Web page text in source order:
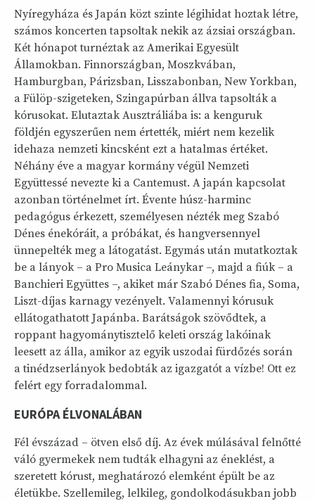
Nyíregyháza és Japán közt szinte légihidat hoztak létre,
számos koncerten tapsoltak nekik az ázsiai országban.
Két hónapot turnéztak az Amerikai Egyesült
Államokban. Finnországban, Moszkvában,
Hamburgban, Párizsban, Lisszabonban, New Yorkban,
a Fülöp-szigeteken, Szingapúrban állva tapsolták a
kórusokat. Elutaztak Ausztráliába is: a kenguruk
földjén egyszerűen nem értették, miért nem kezelik
idehaza nemzeti kincsként ezt a hatalmas értéket.
Néhány éve a magyar kormány végül Nemzeti
Együttessé nevezte ki a Cantemust. A japán kapcsolat
azonban történelmet írt. Évente húsz-harminc
pedagógus érkezett, személyesen nézték meg Szabó
Dénes énekóráit, a próbákat, és hangversennyel
ünnepelték meg a látogatást. Egymás után mutatkoztak
be a lányok – a Pro Musica Leánykar –, majd a fiúk – a
Banchieri Együttes –, akiket már Szabó Dénes fia, Soma,
Liszt-díjas karnagy vezényelt. Valamennyi kórusuk
ellátogathatott Japánba. Barátságok szövődtek, a
roppant hagyománytisztelő keleti ország lakóinak
leesett az álla, amikor az egyik uszodai fürdőzés során
a tinédzserlányok bedobták az igazgatót a vízbe! Ott ez
felért egy forradalommal.
EURÓPA ÉLVONALÁBAN
Fél évszázad – ötven első díj. Az évek múlásával felnőtté
váló gyermekek nem tudták elhagyni az éneklést, a
szeretett kórust, meghatározó elemként épült be az
életükbe. Szellemileg, lelkileg, gondolkodásukban jobb